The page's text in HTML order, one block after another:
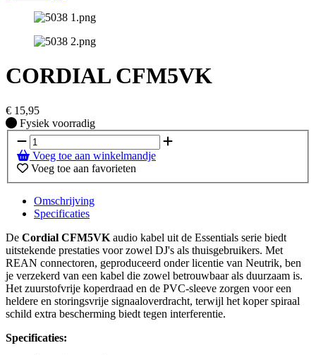
CORDIAL CFM5VK
€ 15,95
Fysiek voorradig
Fysiek voorradig
Voeg toe aan winkelmandje
Voeg toe aan favorieten
Omschrijving
Specificaties
De Cordial CFM5VKaudio kabel uit de Essentials serie biedt
uitstekende prestaties voor zowel DJ's als thuisgebruikers. Met
REAN connectoren, geproduceerd onder licentie van Neutrik, ben
je verzekerd van een kabel die zowel betrouwbaar als duurzaam is.
Het zuurstofvrije koperdraad en de PVC-sleeve zorgen voor een
heldere en storingsvrije signaaloverdracht, terwijl het koper spiraal
schild extra bescherming biedt tegen interferentie.
Specificaties: